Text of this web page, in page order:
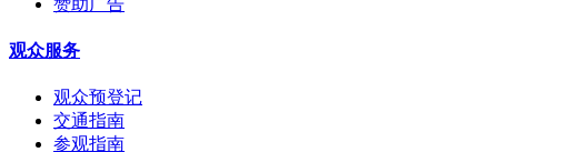
观众服务
观众预登记
交通指南
参观指南